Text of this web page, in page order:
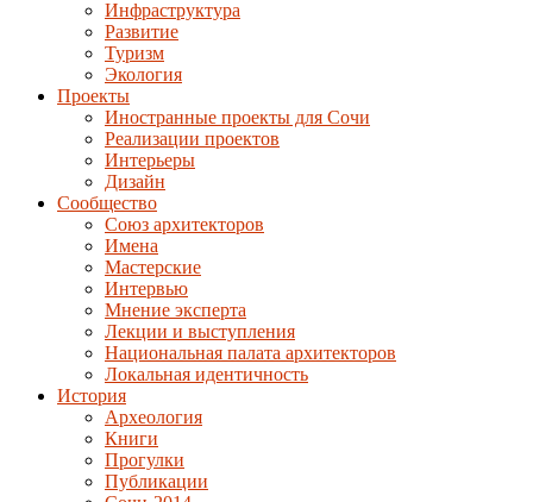
Инфраструктура
Развитие
Туризм
Экология
Проекты
Иностранные проекты для Сочи
Реализации проектов
Интерьеры
Дизайн
Сообщество
Союз архитекторов
Имена
Мастерские
Интервью
Мнение эксперта
Лекции и выступления
Национальная палата архитекторов
Локальная идентичность
История
Археология
Книги
Прогулки
Публикации